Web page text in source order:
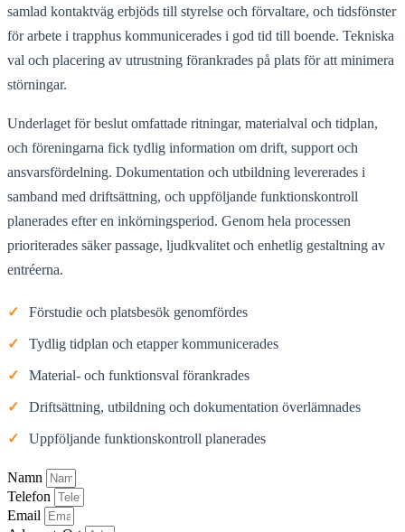
samlad kontaktväg erbjöds till styrelse och förvaltare, och tidsfönster
för arbete i trapphus kommunicerades i god tid till boende. Tekniska
val och placering av utrustning förankrades på plats för att minimera
störningar.
Underlaget för beslut omfattade ritningar, materialval och tidplan,
och föreningarna fick tydlig information om drift, support och
ansvarsfördelning. Dokumentation och utbildning levererades i
samband med driftsättning, och uppföljande funktionskontroll
planerades efter en inkörningsperiod. Genom hela processen
prioriterades säker passage, ljudkvalitet och enhetlig gestaltning av
entréerna.
✓ Förstudie och platsbesök genomfördes
✓ Tydlig tidplan och etapper kommunicerades
✓ Material- och funktionsval förankrades
✓ Driftsättning, utbildning och dokumentation överlämnades
✓ Uppföljande funktionskontroll planerades
Namn
Telefon
Email